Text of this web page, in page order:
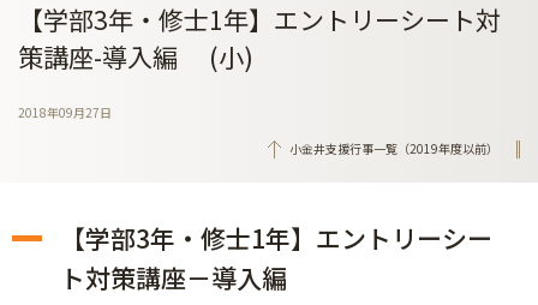
【学部3年・修士1年】エントリーシート対
策講座-導入編 (小)
2018年09月27日
小金井支援行事一覧（2019年度以前）
【学部3年・修士1年】エントリーシー
ト対策講座－導入編